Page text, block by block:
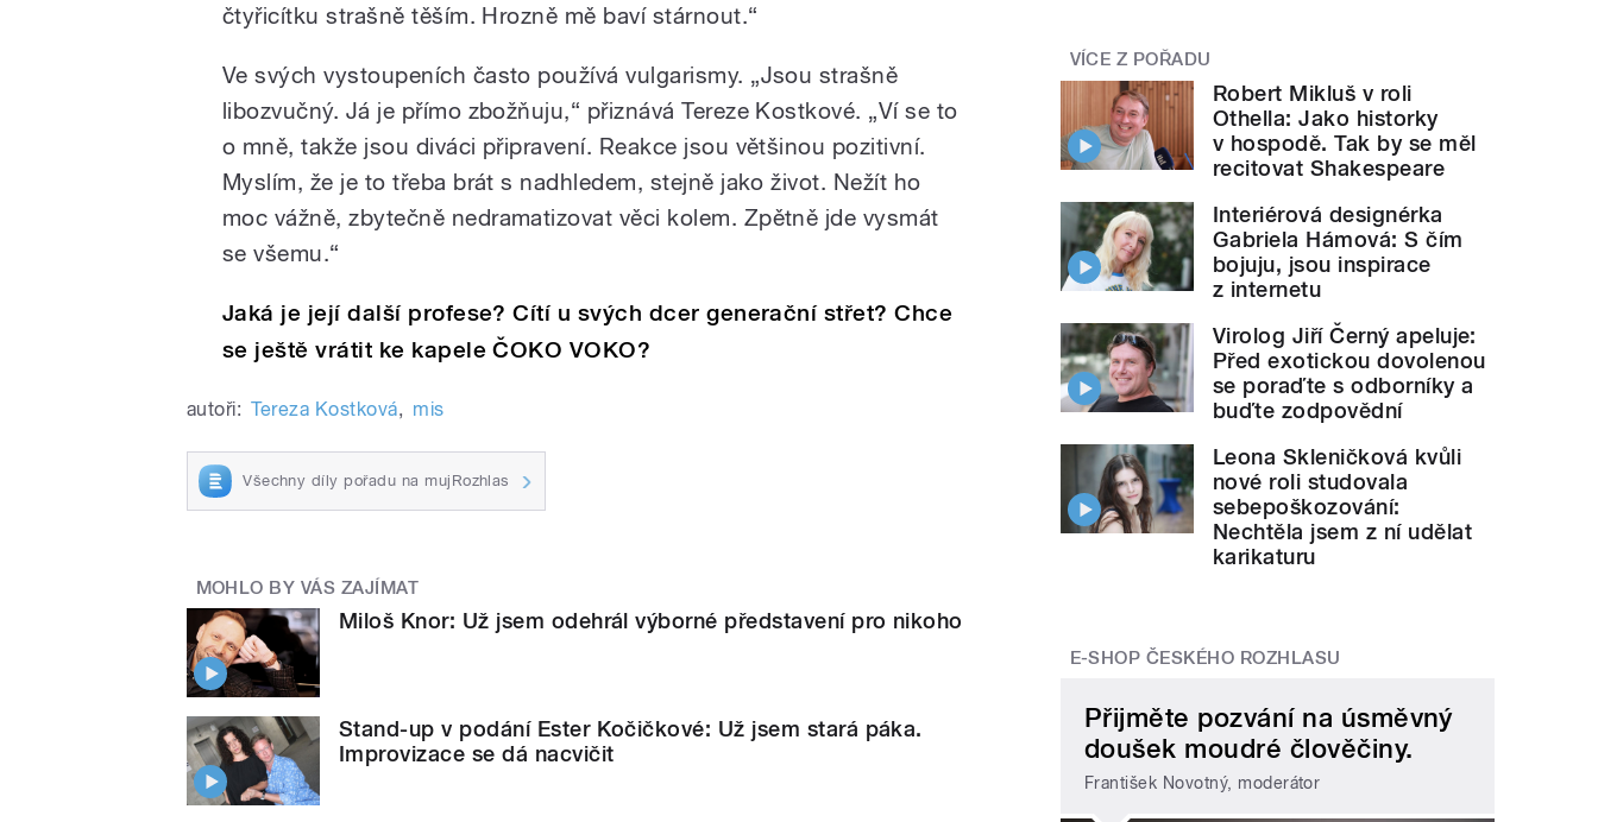
čtyřicítku strašně těším. Hrozně mě baví stárnout.“
Ve svých vystoupeních často používá vulgarismy. „Jsou strašně
libozvučný. Já je přímo zbožňuju,“ přiznává Tereze Kostkové. „Ví se to
o mně, takže jsou diváci připravení. Reakce jsou většinou pozitivní.
Myslím, že je to třeba brát s nadhledem, stejně jako život. Nežít ho
moc vážně, zbytečně nedramatizovat věci kolem. Zpětně jde vysmát
se všemu.“
Jaká je její další profese? Cítí u svých dcer generační střet? Chce
se ještě vrátit ke kapele ČOKO VOKO?
autoři: Tereza Kostková, mis
Všechny díly pořadu na mujRozhlas
MOHLO BY VÁS ZAJÍMAT
Miloš Knor: Už jsem odehrál výborné představení pro nikoho
Stand-up v podání Ester Kočičkové: Už jsem stará páka.
Improvizace se dá nacvičit
VÍCE Z POŘADU
Robert Mikluš v roli
Othella: Jako historky
v hospodě. Tak by se měl
recitovat Shakespeare
Interiérová designérka
Gabriela Hámová: S čím
bojuju, jsou inspirace
z internetu
Virolog Jiří Černý apeluje:
Před exotickou dovolenou
se poraďte s odborníky a
buďte zodpovědní
Leona Skleničková kvůli
nové roli studovala
sebepoškozování:
Nechtěla jsem z ní udělat
karikaturu
E-SHOP ČESKÉHO ROZHLASU
Přijměte pozvání na úsměvný
doušek moudré člověčiny.
František Novotný, moderátor